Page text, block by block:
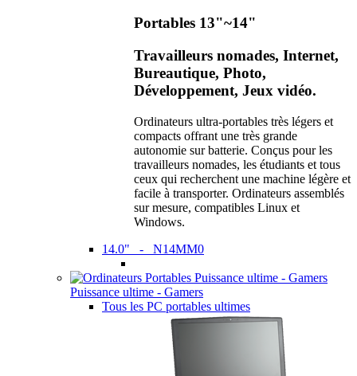
Portables 13"~14"
Travailleurs nomades, Internet,
Bureautique, Photo,
Développement, Jeux vidéo.
Ordinateurs ultra-portables très légers et
compacts offrant une très grande
autonomie sur batterie. Conçus pour les
travailleurs nomades, les étudiants et tous
ceux qui recherchent une machine légère et
facile à transporter. Ordinateurs assemblés
sur mesure, compatibles Linux et
Windows.
14.0" - N14MM0
Puissance ultime - Gamers
Tous les PC portables ultimes